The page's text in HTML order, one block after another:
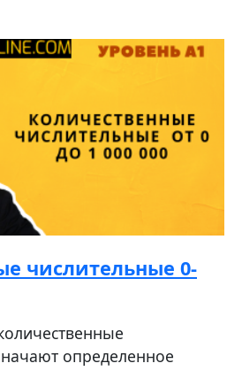
числительные 0-
определенное